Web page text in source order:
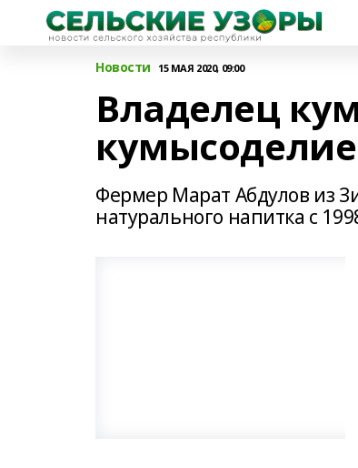
Новости 15 МАЯ 2020, 09:00
Владелец
кумысоделие
Фермер Марат Абдулов из
натурального напитка с